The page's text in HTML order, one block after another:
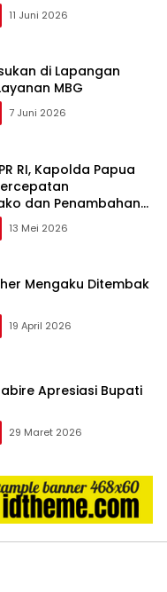
11 Juni 2026
di Lapangan
MBG
7 Juni 2026
RI, Kapolda Papua
dan Penambahan
13 Mei 2026
Mengaku Ditembak
19 April 2026
Apresiasi Bupati
29 Maret 2026